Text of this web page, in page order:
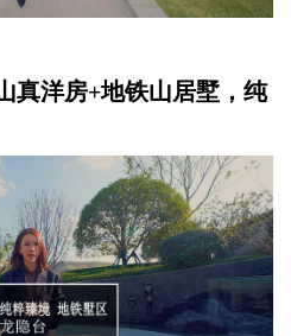
真洋房+地铁山居墅，纯